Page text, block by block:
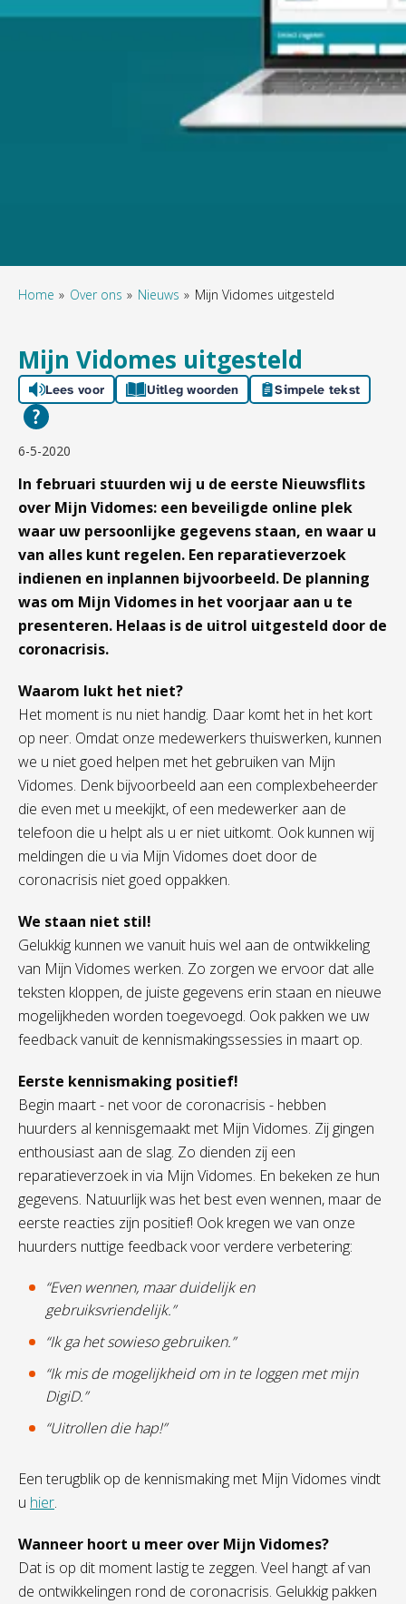
Home Over ons Nieuws Mijn Vidomes uitgesteld
Mijn Vidomes uitgesteld
Lees voor Uitleg woorden Simpele tekst
6-5-2020
In februari stuurden wij u de eerste Nieuwsflits
over Mijn Vidomes: een beveiligde online plek
waar uw persoonlijke gegevens staan, en waar u
van alles kunt regelen. Een reparatieverzoek
indienen en inplannen bijvoorbeeld. De planning
was om Mijn Vidomes in het voorjaar aan u te
presenteren. Helaas is de uitrol uitgesteld door de
coronacrisis.
Waarom lukt het niet?
Het moment is nu niet handig. Daar komt het in het kort
op neer. Omdat onze medewerkers thuiswerken, kunnen
we u niet goed helpen met het gebruiken van Mijn
Vidomes. Denk bijvoorbeeld aan een complexbeheerder
die even met u meekijkt, of een medewerker aan de
telefoon die u helpt als u er niet uitkomt. Ook kunnen wij
meldingen die u via Mijn Vidomes doet door de
coronacrisis niet goed oppakken.
We staan niet stil!
Gelukkig kunnen we vanuit huis wel aan de ontwikkeling
van Mijn Vidomes werken. Zo zorgen we ervoor dat alle
teksten kloppen, de juiste gegevens erin staan en nieuwe
mogelijkheden worden toegevoegd. Ook pakken we uw
feedback vanuit de kennismakingssessies in maart op.
Eerste kennismaking positief!
Begin maart - net voor de coronacrisis - hebben
huurders al kennisgemaakt met Mijn Vidomes. Zij gingen
enthousiast aan de slag. Zo dienden zij een
reparatieverzoek in via Mijn Vidomes. En bekeken ze hun
gegevens. Natuurlijk was het best even wennen, maar de
eerste reacties zijn positief! Ook kregen we van onze
huurders nuttige feedback voor verdere verbetering:
“Even wennen, maar duidelijk en
gebruiksvriendelijk.”
“Ik ga het sowieso gebruiken.”
“Ik mis de mogelijkheid om in te loggen met mijn
DigiD.”
“Uitrollen die hap!”
Een terugblik op de kennismaking met Mijn Vidomes vindt
u hier.
Wanneer hoort u meer over Mijn Vidomes?
Dat is op dit moment lastig te zeggen. Veel hangt af van
de ontwikkelingen rond de coronacrisis. Gelukkig pakken